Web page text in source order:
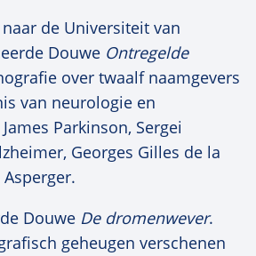
de Universiteit van
Douwe Ontregelde
over twaalf naamgevers
van neurologie en
Parkinson, Sergei
Georges Gilles de la
Douwe De dromenwever.
geheugen verschenen